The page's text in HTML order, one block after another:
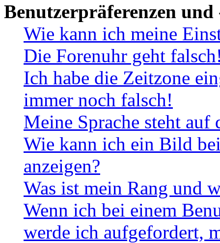
Benutzerpräferenzen und
Wie kann ich meine
Die Forenuhr geht
Ich habe die Zeitzone
immer noch falsch!
Meine Sprache steht
Wie kann ich ein Bild
anzeigen?
Was ist mein Rang und
Wenn ich bei einem
werde ich aufgefordert,